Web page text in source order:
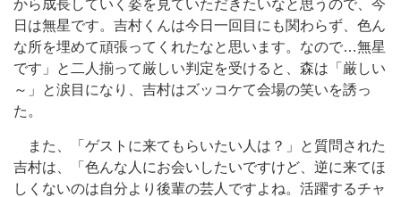
から成長していく姿を見ていただきたいなと思うので、今
日は無星です。吉村くんは今日一回目にも関わらず、色ん
な所を埋めて頑張ってくれたなと思います。なので…無星
です」と二人揃って厳しい判定を受けると、森は「厳しい
～」と涙目になり、吉村はズッコケて会場の笑いを誘っ
た。
また、「ゲストに来てもらいたい人は？」と質問された
吉村は、「色んな人にお会いしたいですけど、逆に来てほ
しくないのは自分より後輩の芸人ですよね。活躍するチャ